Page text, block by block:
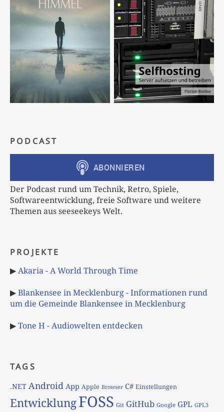
PODCAST
Der Podcast rund um Technik, Retro, Spiele,
Softwareentwicklung, freie Software und weitere
Themen aus seeseekeys Welt.
PROJEKTE
▶Akaria - A World Through Time
▶Blankensee in Mecklenburg - Informationen rund
um die Gemeinde Blankensee in Mecklenburg
▶Tone H - Audiowelten entdecken
TAGS
.NET Android App Apple Browser C# Einstellungen
EntwicklungFOSS Git GitHub Google GPL GPL3